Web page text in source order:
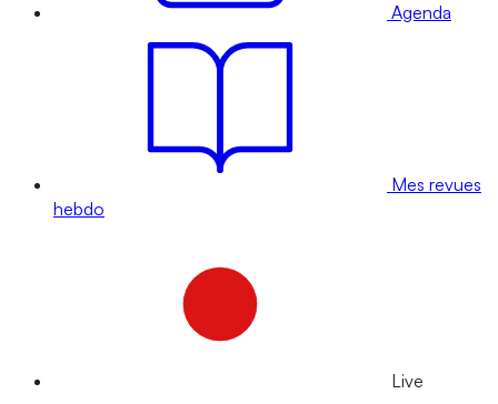
Agenda
Mes revues
hebdo
Live